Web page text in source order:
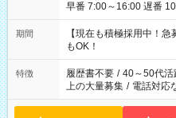
早番 7:00～16:00 遅番 10:00～19:00 「家
い」 「余裕を持って夕
たくない」 など、ご希望を教
の方へ 今ご覧のお仕事
の勤務時間。 合計で週
期間
【現在も積極採用中！
もOK！
特徴 履歴書不要 / 40～50代活
上の大量募集 / 電話対応